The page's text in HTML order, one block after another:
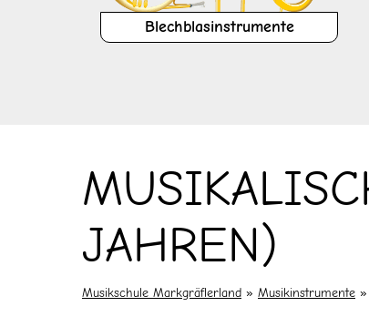
Blechblasinstrumente
JAHREN)
Musikschule Markgräflerland » Musikinstrumente »